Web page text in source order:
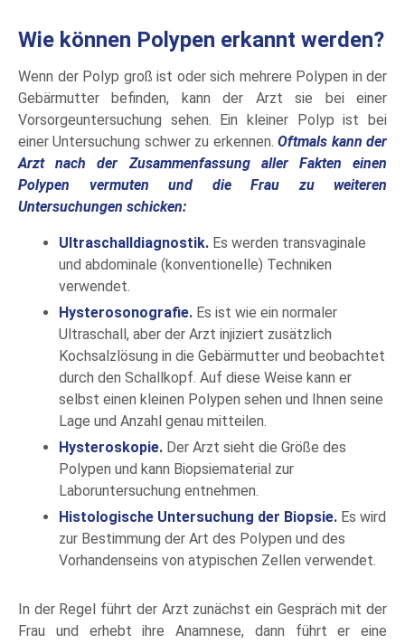
Wie können Polypen erkannt werden?
Wenn der Polyp groß ist oder sich mehrere Polypen in der
Gebärmutter befinden, kann der Arzt sie bei einer
Vorsorgeuntersuchung sehen. Ein kleiner Polyp ist bei
einer Untersuchung schwer zu erkennen.Oftmals kann der
Arzt nach der Zusammenfassung aller Fakten einen
Polypen vermuten und die Frau zu weiteren
Untersuchungen schicken:
Ultraschalldiagnostik. Es werden transvaginale
und abdominale (konventionelle) Techniken
verwendet.
Hysterosonografie. Es ist wie ein normaler
Ultraschall, aber der Arzt injiziert zusätzlich
Kochsalzlösung in die Gebärmutter und beobachtet
durch den Schallkopf. Auf diese Weise kann er
selbst einen kleinen Polypen sehen und Ihnen seine
Lage und Anzahl genau mitteilen.
Hysteroskopie. Der Arzt sieht die Größe des
Polypen und kann Biopsiematerial zur
Laboruntersuchung entnehmen.
Histologische Untersuchung der Biopsie. Es wird
zur Bestimmung der Art des Polypen und des
Vorhandenseins von atypischen Zellen verwendet.
In der Regel führt der Arzt zunächst ein Gespräch mit der
Frau und erhebt ihre Anamnese, dann führt er eine